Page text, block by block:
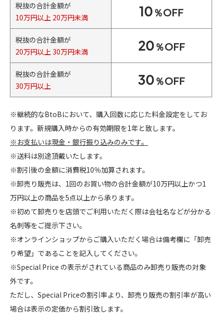
税抜の合計金額が
10万円以上 20万円未満
10 ％OFF
税抜の合計金額が
20万円以上 30万円未満
20 ％OFF
税抜の合計金額が
30万円以上
30 ％OFF
※継続的なBtoBにおいて、購入回数に応じた料金設定をしてお
ります。新規購入時からの有効期限を1年と致します。
※お支払いは現金・銀行振り込みのみです。
※送料は別途頂戴いたします。
※割引後の金額に消費税10％加算されます。
※卸売り販売は、1回のお買い物の合計金額が10万円以上かつ1
万円以上の商品を5点以上から承ります。
※初めて卸売りを店頭でご利用いただく際は会社名などが分かる
名刺等をご提示下さい。
※オンラインショップからご購入いただく場合は備考欄に「卸売
り希望」であることを記入してください。
※Special Price の表示がされている商品のみ卸売り販売の対象
外です。
ただし、Special Priceの割引率より、卸売り販売の割引率が高い
場合は表示の定価から割引致します。